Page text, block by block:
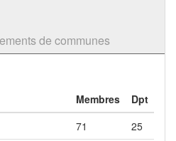
de communes
Membres
Dpt
71
25